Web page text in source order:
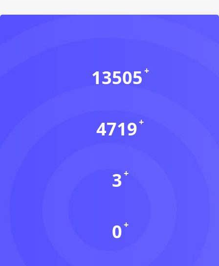
13505
4719
3
0